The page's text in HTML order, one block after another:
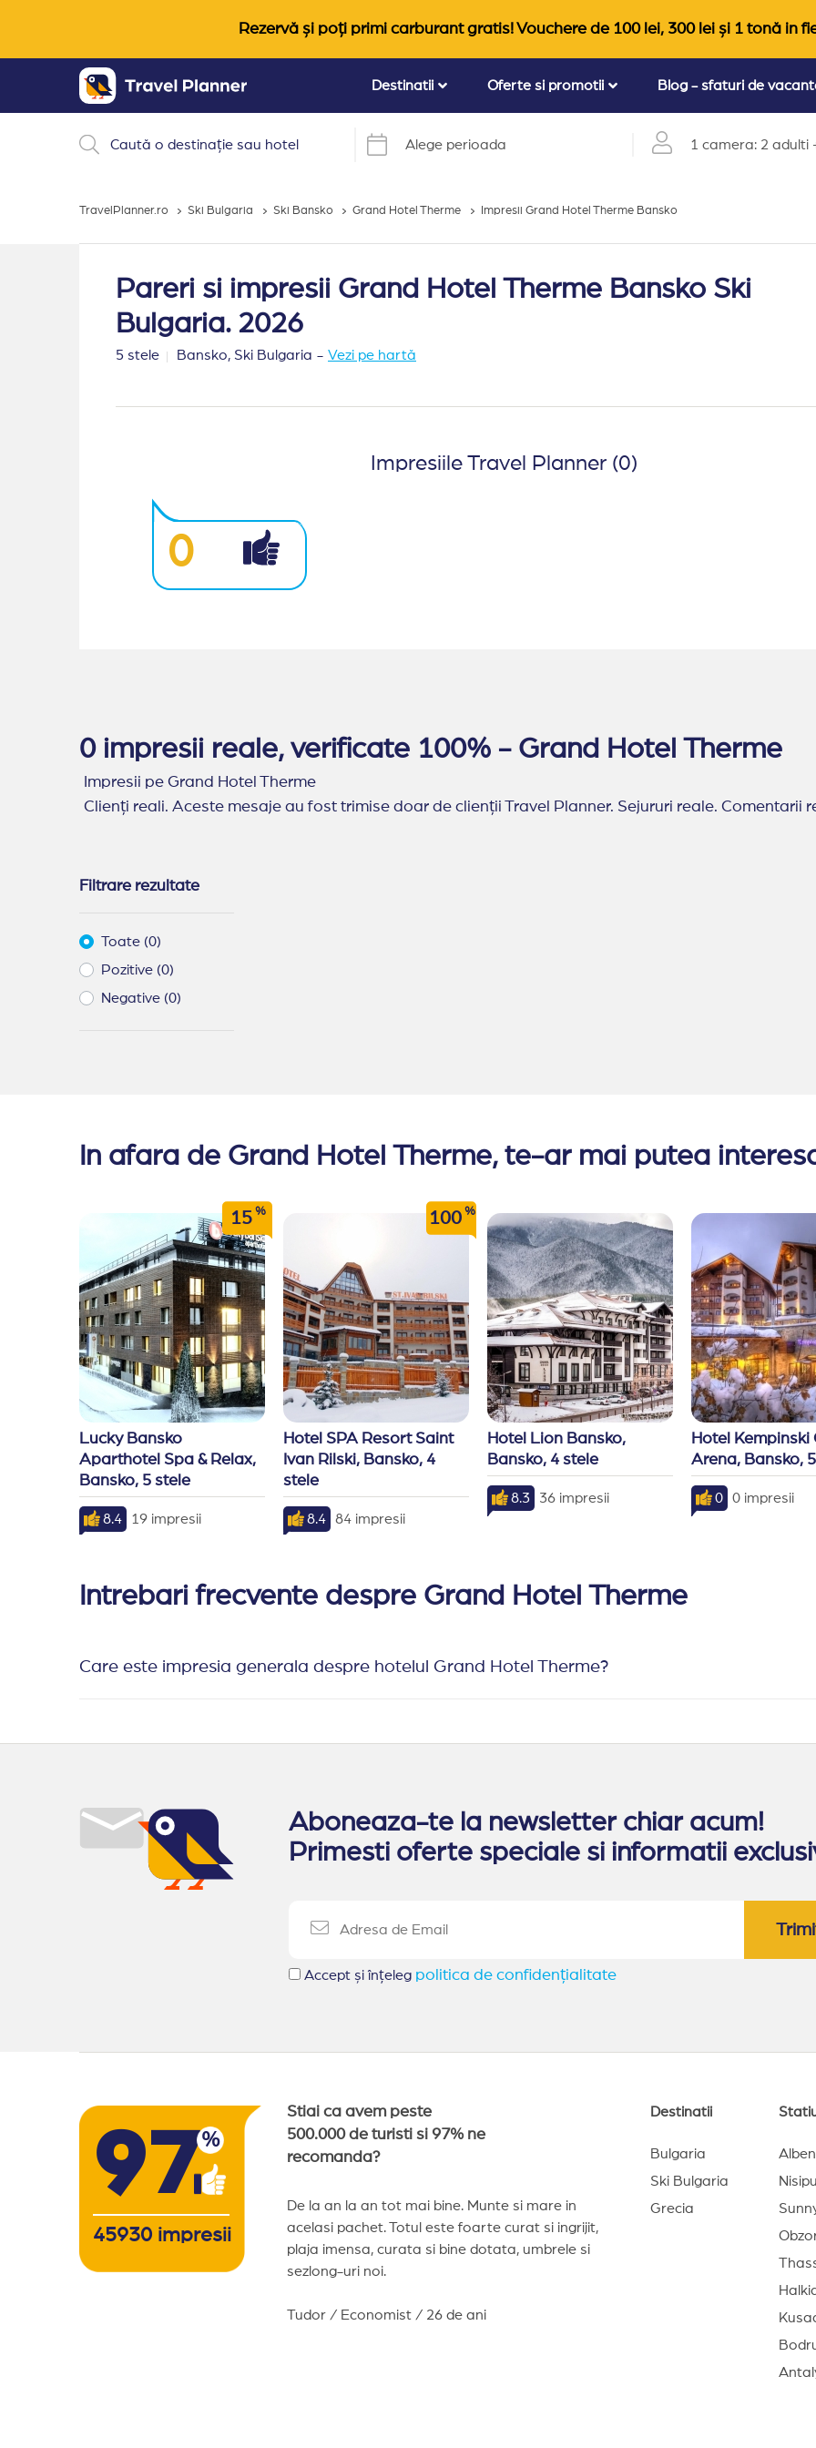
Rezervă și poți primi carburant gratis! Vouchere de 100 lei, 300 lei și 1 tonă in
Destinatii Oferte si promotii Blog - sfaturi de
Alege perioada 1 camera: 2 adulti
TravelPlanner.ro Ski Bulgaria Ski Bansko Grand Hotel Therme Impresii Grand Hotel Therme Bansko
Pareri si impresii Grand Hotel Therme Bansko Ski
Bulgaria. 2026
5 stele Bansko, Ski Bulgaria - Vezi pe hartă
0
Impresiile Travel Planner (0)
0 impresii reale, verificate 100% - Grand Hotel Therme
Impresii pe Grand Hotel Therme
Clienți reali. Aceste mesaje au fost trimise doar de clienții Travel Planner. Sejururi reale. Comentarii
Filtrare rezultate
Toate (0)
Pozitive (0)
Negative (0)
In afara de Grand Hotel Therme, te-ar mai putea
15 %
Lucky Bansko
Aparthotel Spa & Relax,
Bansko, 5 stele
8.4 19 impresii
100 %
Hotel SPA Resort Saint
Ivan Rilski, Bansko, 4
stele
8.4 84 impresii
Hotel Lion Bansko,
Bansko, 4 stele
8.3 36 impresii
Hotel Kempinski
Arena, Bansko,
0 0 impresii
Intrebari frecvente despre Grand Hotel Therme
Care este impresia generala despre hotelul Grand Hotel Therme?
Aboneaza-te la newsletter chiar acum!
Primesti oferte speciale si informatii
Accept și înțeleg politica de confidențialitate
97%
45930 impresii
Stiai ca avem peste
500.000 de turisti si 97% ne
recomanda?
De la an la an tot mai bine. Munte si mare in
acelasi pachet. Totul este foarte curat si ingrijit,
plaja imensa, curata si bine dotata, umbrele si
sezlong-uri noi.
Tudor / Economist / 26 de ani
Destinatii
Bulgaria
Ski Bulgaria
Grecia